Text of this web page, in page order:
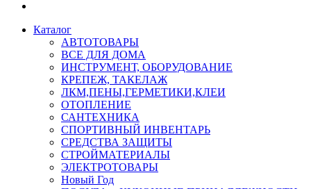
Каталог
АВТОТОВАРЫ
ВСЕ ДЛЯ ДОМА
ИНСТРУМЕНТ, ОБОРУДОВАНИЕ
КРЕПЕЖ, ТАКЕЛАЖ
ЛКМ,ПЕНЫ,ГЕРМЕТИКИ,КЛЕИ
ОТОПЛЕНИЕ
САНТЕХНИКА
СПОРТИВНЫЙ ИНВЕНТАРЬ
СРЕДСТВА ЗАЩИТЫ
СТРОЙМАТЕРИАЛЫ
ЭЛЕКТРОТОВАРЫ
Новый Год